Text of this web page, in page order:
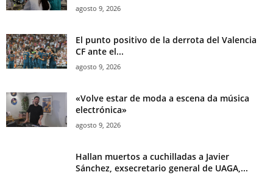
agosto 9, 2026
El punto positivo de la derrota del Valencia
CF ante el...
agosto 9, 2026
«Volve estar de moda a escena da música
electrónica»
agosto 9, 2026
Hallan muertos a cuchilladas a Javier
Sánchez, exsecretario general de UAGA,...